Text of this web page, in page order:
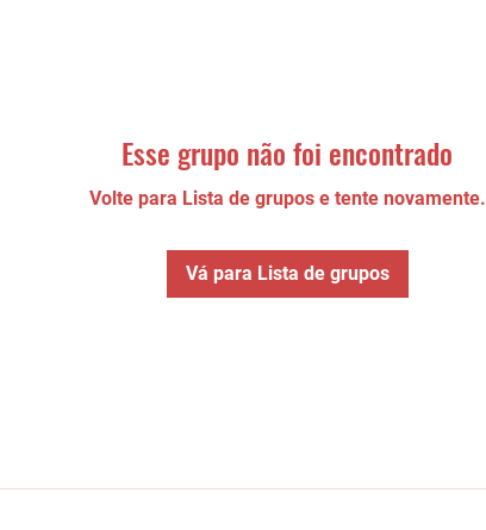
Esse grupo não foi encontrado
Volte para Lista de grupos e tente novamente.
Vá para Lista de grupos